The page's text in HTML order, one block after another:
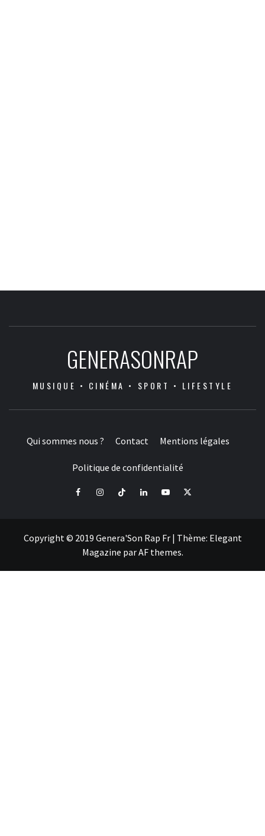
GENERASONRAP
MUSIQUE • CINÉMA • SPORT • LIFESTYLE
Qui sommes nous ? Contact Mentions légales
Politique de confidentialité
FacebookInstagramTiktok LinkedInYoutube
X
Copyright © 2019 Genera'Son Rap Fr | Thème: Elegant
Magazine parAF themes.